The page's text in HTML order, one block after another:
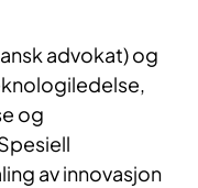
advokat) og
og
av innovasjon